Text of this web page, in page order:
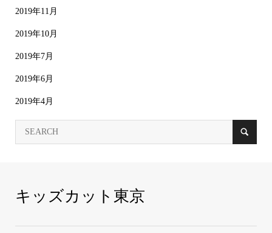
2019年11月
2019年10月
2019年7月
2019年6月
2019年4月
キッズカット東京